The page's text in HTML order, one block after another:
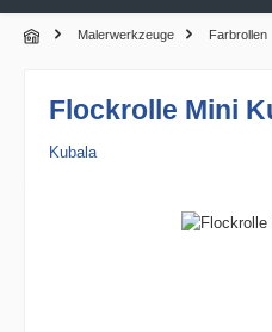
Malerwerkzeuge Farbrollen
Flockrolle Mini
Kubala
Bildergalerie überspringen